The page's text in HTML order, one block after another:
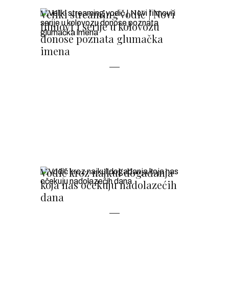
Veliki streaming vodič | Novi
filmovi i serije u kolovozu
donose poznata glumačka
imena
Vodič kroz najkul događanja
koja nas očekuju nadolazećih
dana